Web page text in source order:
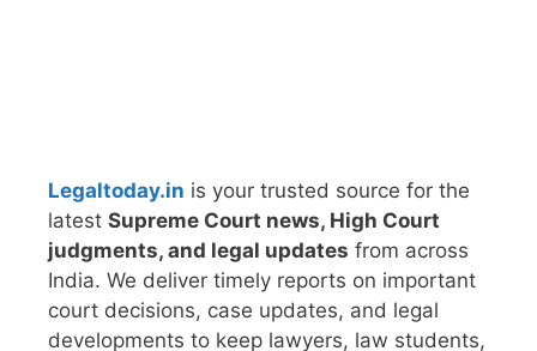
Legaltoday.in is your trusted source for the
latest Supreme Court news, High Court
judgments, and legal updates from across
India. We deliver timely reports on important
court decisions, case updates, and legal
developments to keep lawyers, law students,